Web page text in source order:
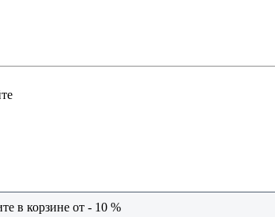
в корзине от - 10 %